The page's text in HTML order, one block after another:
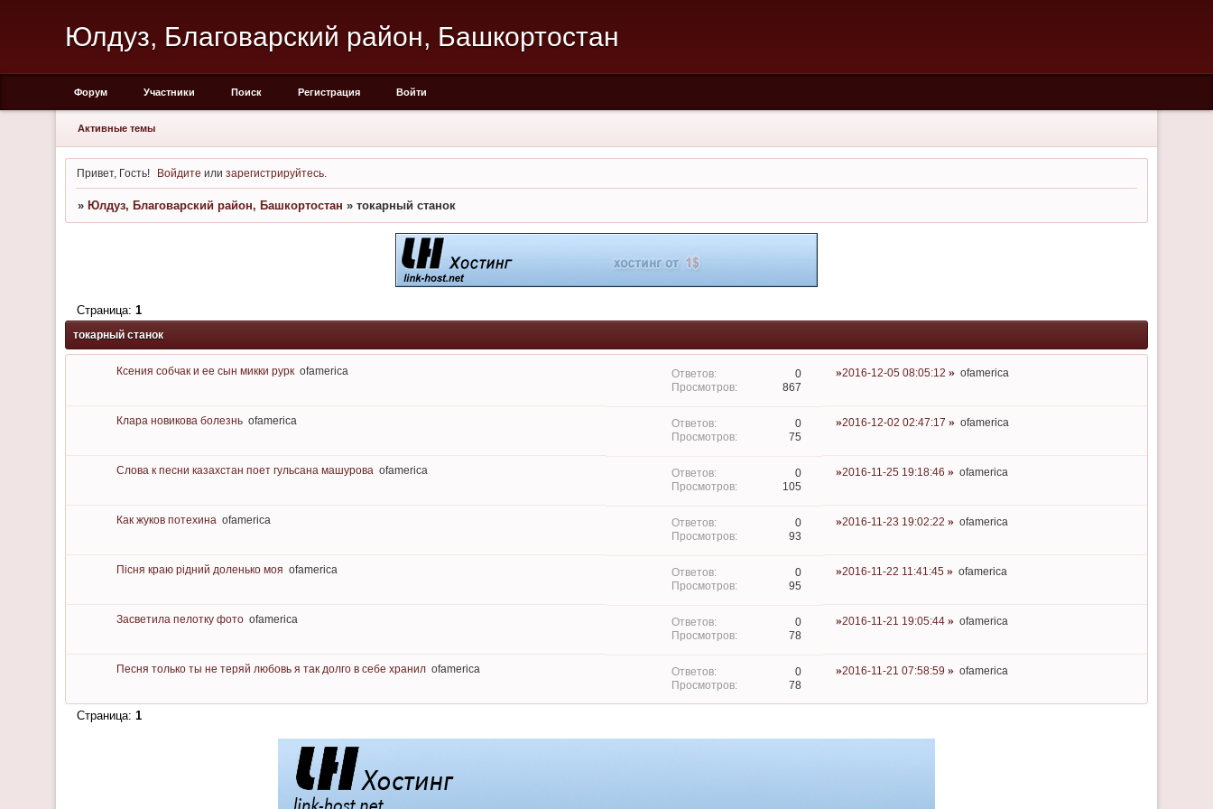
Юлдуз, Благоварский район, Башкортостан
Форум Участники Поиск Регистрация Войти
Активные темы
Привет, Гость! Войдите илизарегистрируйтесь
» Юлдуз, Благоварский район, Башкортостан » токарный станок
токарный станок
Страница: 1
Ксения собчак и ее сын микки рурк ofamerica
0
867
2016-12-05 08:05:12 ofamerica
Клара новикова болезнь ofamerica
0
75
2016-12-02 02:47:17 ofamerica
Слова к песни казахстан поет гульсана машурова ofamerica
0
105
2016-11-25 19:18:46 ofamerica
Как жуков потехина ofamerica
0
93
2016-11-23 19:02:22 ofamerica
Пісня краю рідний доленько моя ofamerica
0
95
2016-11-22 11:41:45 ofamerica
Засветила пелотку фото ofamerica
0
78
2016-11-21 19:05:44 ofamerica
Песня только ты не теряй любовь я так долго в себе хранил ofamerica
0
78
2016-11-21 07:58:59 ofamerica
Страница: 1